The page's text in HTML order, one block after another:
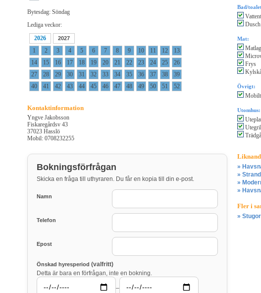
Bytesdag: Söndag
Lediga veckor:
2026
2027
1 2 3 4 5 6 7 8 9 10 11 12
13
14
15 16 17 18 19 20 21 22 23 24 25
26
27
28 29 30 31 32 33 34 35 36 37 38
39
40
41 42 43 44 45 46 47 48 49 50 51 52
Kontaktinformation
Yngve Jakobsson
Fiskaregårdsv 43
37023 Hasslö
Mobil: 0708232255
Bokningsförfrågan
Skicka en fråga till uthyraren. Du får en kopia till din e-post.
Namn
Telefon
Epost
Önskad hyresperiod (valfritt)
Detta är bara en förfrågan, inte en bokning.
–
Bad/
Dusch
Mat:
Frys
Övrigt:
Utomhus:
»
»
»
»
Fler i
»